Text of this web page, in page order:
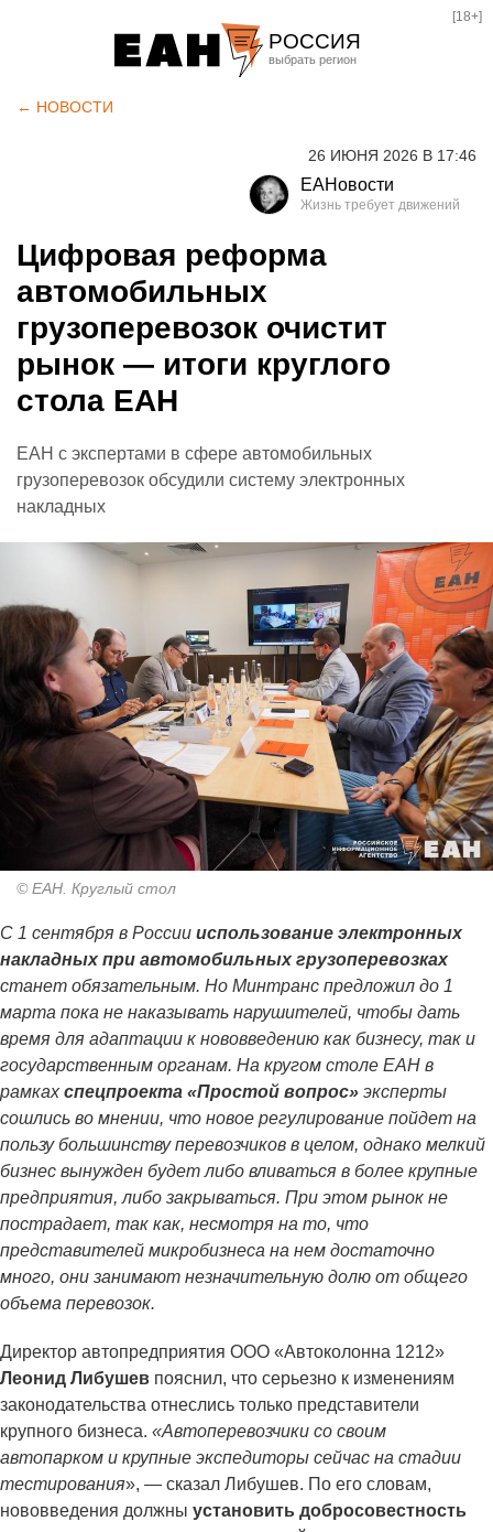
РОССИЯ
Курган
Оренбург
[18+]
← НОВОСТИ
26 ИЮНЯ 2026 В 17:46
ЕАНовости
Цифровая реформа
автомобильных
грузоперевозок очистит
рынок — итоги круглого
стола ЕАН
ЕАН с экспертами в сфере автомобильных
грузоперевозок обсудили систему электронных
накладных
© ЕАН. Круглый стол
С 1 сентября в России использование электронных
накладных при автомобильных грузоперевозках
станет обязательным. Но Минтранс предложил до 1
марта пока не наказывать нарушителей, чтобы дать
время для адаптации к нововведению как бизнесу, так и
государственным органам. На кругом столе ЕАН в
рамкахспецпроекта «Простой вопрос» эксперты
сошлись во мнении, что новое регулирование пойдет на
пользу большинству перевозчиков в целом, однако мелкий
бизнес вынужден будет либо вливаться в более крупные
предприятия, либо закрываться. При этом рынок не
пострадает, так как, несмотря на то, что
представителей микробизнеса на нем достаточно
много, они занимают незначительную долю от общего
объема перевозок.
Директор автопредприятия ООО «Автоколонна 1212»
Леонид Либушев пояснил, что серьезно к изменениям
законодательства отнеслись только представители
крупного бизнеса. «Автоперевозчики со своим
автопарком и крупные экспедиторы сейчас на стадии
тестирования», — сказал Либушев. По его словам,
нововведения должны установить добросовестность